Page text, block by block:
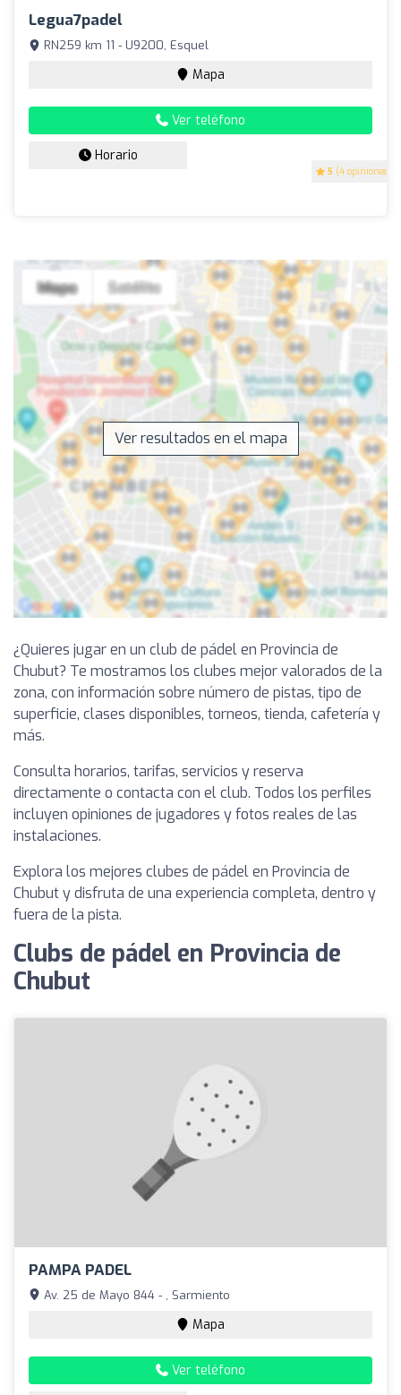
Legua7padel
5 (4 opiniones)
RN259 km 11 - U9200, Esquel
Mapa
Ver teléfono
Horario
Ver resultados en el mapa
¿Quieres jugar en un club de pádel en Provincia de
Chubut? Te mostramos los clubes mejor valorados de la
zona, con información sobre número de pistas, tipo de
superficie, clases disponibles, torneos, tienda, cafetería y
más.
Consulta horarios, tarifas, servicios y reserva
directamente o contacta con el club. Todos los perfiles
incluyen opiniones de jugadores y fotos reales de las
instalaciones.
Explora los mejores clubes de pádel en Provincia de
Chubut y disfruta de una experiencia completa, dentro y
fuera de la pista.
Clubs de pádel en Provincia de
Chubut
PAMPA PADEL
Av. 25 de Mayo 844 - , Sarmiento
Mapa
Ver teléfono